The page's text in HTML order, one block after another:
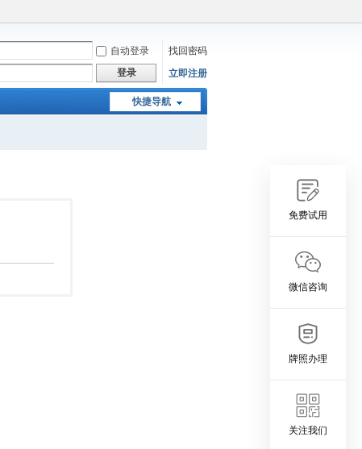
自动登录
找回密码
登录 立即注册
快捷导航
免费试用
微信咨询
牌照办理
关注我们